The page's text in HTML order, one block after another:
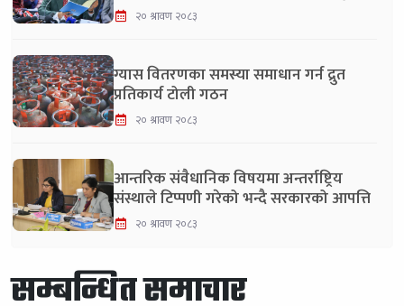
२० श्रावण २०८३
ग्यास वितरणका समस्या समाधान गर्न द्रुत
प्रतिकार्य टोली गठन
२० श्रावण २०८३
आन्तरिक संवैधानिक विषयमा अन्तर्राष्ट्रिय
संस्थाले टिप्पणी गरेको भन्दै सरकारको आपत्ति
२० श्रावण २०८३
सम्बन्धित समाचार